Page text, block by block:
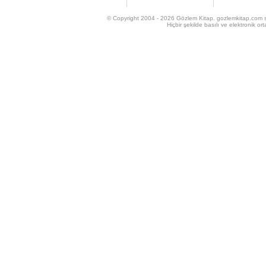
© Copyright 2004 - 2026 Gözlem Kitap. gozlemkitap.com
Hiçbir şekilde basılı ve elektronik